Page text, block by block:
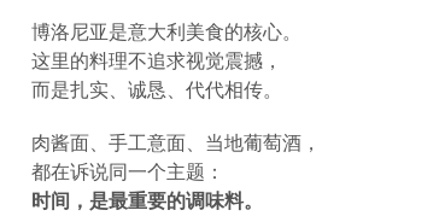
博洛尼亚是意大利美食的核心。
这里的料理不追求视觉震撼，
而是扎实、诚恳、代代相传。
肉酱面、手工意面、当地葡萄酒，
都在诉说同一个主题：
时间，是最重要的调味料。